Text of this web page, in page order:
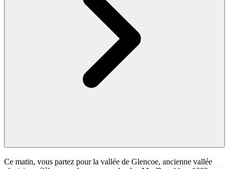
Ce matin, vous partez pour la vallée de Glencoe, ancienne vallée